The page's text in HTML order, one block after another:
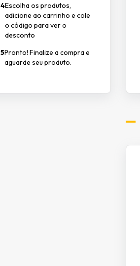
4Escolha os produtos,
adicione ao carrinho e cole
o código para ver o
desconto
5Pronto! Finalize a compra e
aguarde seu produto.